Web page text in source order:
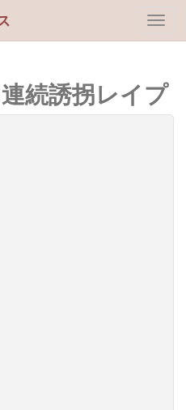
続誘拐レイプ